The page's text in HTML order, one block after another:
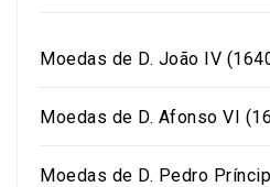
Moedas de D. João IV
Moedas de D. Afonso VI
Moedas de D. Pedro